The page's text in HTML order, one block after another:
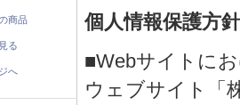
商品
る
へ
個人情報保護方針
■Webサイトに
ウェブサイト「